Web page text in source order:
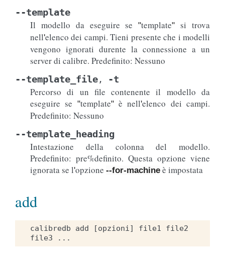
--template
Il modello da eseguire se"template" si trova
nell'elenco dei campi. Tieni presente che i modelli
vengono ignorati durente la connessione a un
server di calibre. Predefinito: Nessuno
--template_file , -t
Percorso di un file contenente il modello da
eseguire se "template"è nell'elenco dei campi.
Predefinito: Nessuno
--template_heading
Intestazione della colonna del modello.
Predefinito: pre%definito. Questa opzione viene
ignorata se l'opzione --for-machine è impostata
add
calibredb add [opzioni] file1 file2